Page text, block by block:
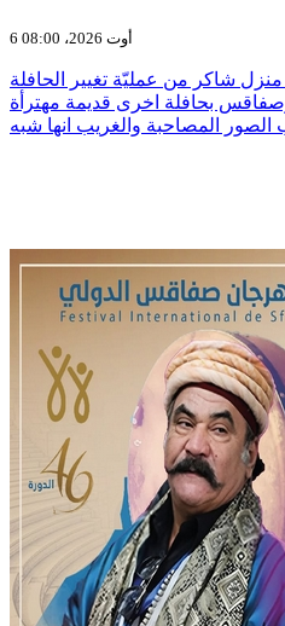
6 أوت 2026، 08:00
شاكر من عمليّة تغيير الحافلة
بحافلة اخرى قديمة مهترأة